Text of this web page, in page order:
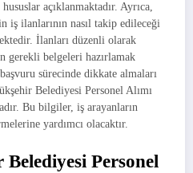
açıklanmaktadır. Ayrıca,
iş ilanlarının nasıl takip edileceği
İlanları düzenli olarak
gerekli belgeleri hazırlamak
sürecinde dikkate almaları
Belediyesi Personel Alımı
Bu bilgiler, iş arayanların
yardımcı olacaktır.
Personel